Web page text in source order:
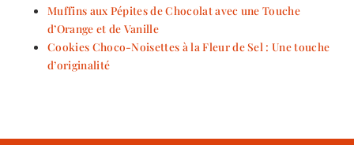
Muffins aux Pépites de Chocolat avec une Touche
d’Orange et de Vanille
Cookies Choco-Noisettes à la Fleur de Sel : Une touche
d’originalité